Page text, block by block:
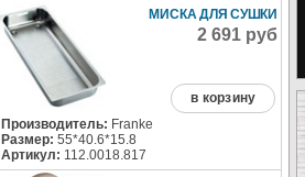
МИСКА ДЛЯ СУШКИ
2 691 руб
в корзину
Производитель: Franke
Размер: 55*40.6*15.8
Артикул: 112.0018.817